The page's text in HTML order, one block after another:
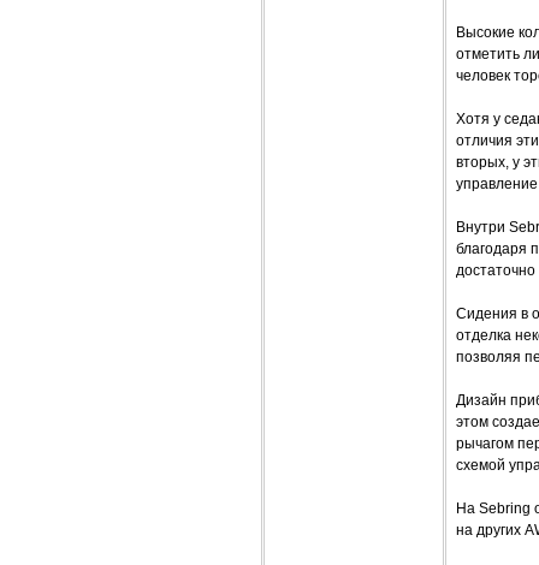
Высокие
отметить
человек
Хотя у
отличия
вторых, у
Внутри
благодаря
Сидения в
отделка
позволяя
Дизайн
этом
рычагом
схемой
На Sebring
на других